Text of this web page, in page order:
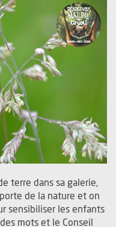
terre dans sa galerie,
de la nature et on
sensibiliser les enfants
mots et le Conseil